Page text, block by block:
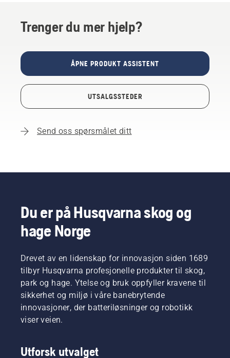
Trenger du mer hjelp?
ÅPNE PRODUKT ASSISTENT
UTSALGSSTEDER
Send oss spørsmålet ditt
Du er på Husqvarna skog og
hage Norge
Drevet av en lidenskap for innovasjon siden 1689
tilbyr Husqvarna profesjonelle produkter til skog,
park og hage. Ytelse og bruk oppfyller kravene til
sikkerhet og miljø i våre banebrytende
innovasjoner, der batteriløsninger og robotikk
viser veien.
Utforsk utvalget